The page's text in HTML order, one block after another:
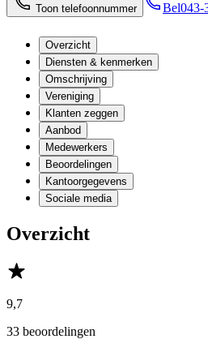
Toon telefoonnummer Bel043-
Overzicht
Diensten & kenmerken
Omschrijving
Vereniging
Klanten zeggen
Aanbod
Medewerkers
Beoordelingen
Kantoorgegevens
Sociale media
Overzicht
9,7
33 beoordelingen